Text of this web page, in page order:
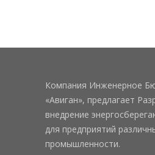
Компания Инженерное
«Авиган», предлагает
внедрение
для предприятий
промышленности.